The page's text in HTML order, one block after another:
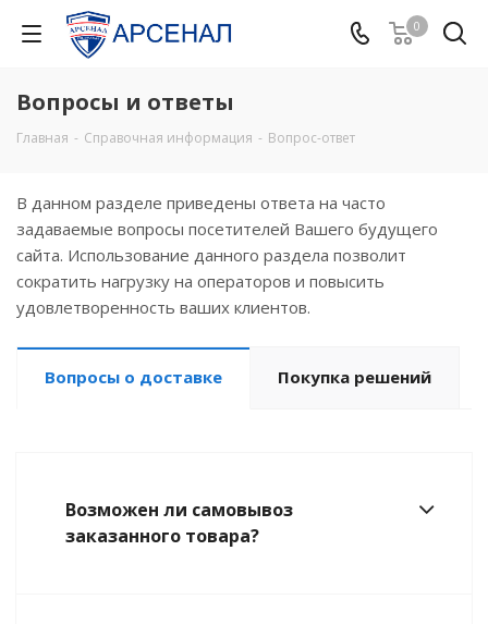
0
Вопросы и ответы
Главная - Справочная информация - Вопрос-ответ
В данном разделе приведены ответа на часто
задаваемые вопросы посетителей Вашего будущего
сайта. Использование данного раздела позволит
сократить нагрузку на операторов и повысить
удовлетворенность ваших клиентов.
Вопросы о доставке Покупка решений
Возможен ли самовывоз
заказанного товара?